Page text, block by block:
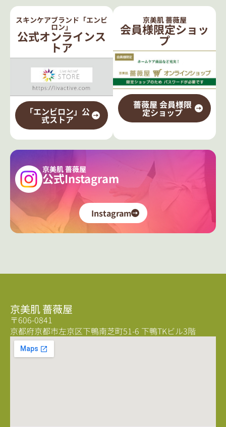
スキンケアブランド「エンビ
ロン」
公式オンラインス
トア
「エンビロン」公
式ストア
京美肌 薔薇屋
会員様限定ショッ
プ
薔薇屋 会員様限
定ショップ
京美肌 薔薇屋
公式Instagram
Instagram
京美肌 薔薇屋
〒606-0841
京都府京都市左京区下鴨南芝町51-6 下鴨TKビル3階